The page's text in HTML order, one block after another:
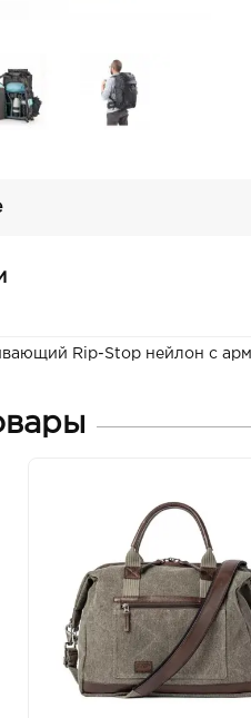
Rip-Stop нейлон с